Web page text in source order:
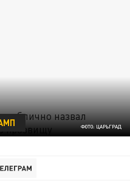
ФОТО: ЦАРЬГРАД